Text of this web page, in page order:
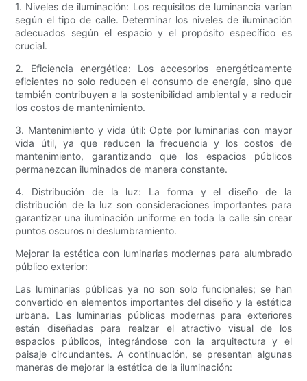
1. Niveles de iluminación: Los requisitos de luminancia varían
según el tipo de calle. Determinar los niveles de iluminación
adecuados según el espacio y el propósito específico es
crucial.
2. Eficiencia energética: Los accesorios energéticamente
eficientes no solo reducen el consumo de energía, sino que
también contribuyen a la sostenibilidad ambiental y a reducir
los costos de mantenimiento.
3. Mantenimiento y vida útil: Opte por luminarias con mayor
vida útil, ya que reducen la frecuencia y los costos de
mantenimiento, garantizando que los espacios públicos
permanezcan iluminados de manera constante.
4. Distribución de la luz: La forma y el diseño de la
distribución de la luz son consideraciones importantes para
garantizar una iluminación uniforme en toda la calle sin crear
puntos oscuros ni deslumbramiento.
Mejorar la estética con luminarias modernas para alumbrado
público exterior:
Las luminarias públicas ya no son solo funcionales; se han
convertido en elementos importantes del diseño y la estética
urbana. Las luminarias públicas modernas para exteriores
están diseñadas para realzar el atractivo visual de los
espacios públicos, integrándose con la arquitectura y el
paisaje circundantes. A continuación, se presentan algunas
maneras de mejorar la estética de la iluminación: